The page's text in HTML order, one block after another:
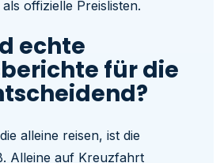
offizielle Preislisten.
echte
für die
alleine reisen, ist die
Alleine auf Kreuzfahrt